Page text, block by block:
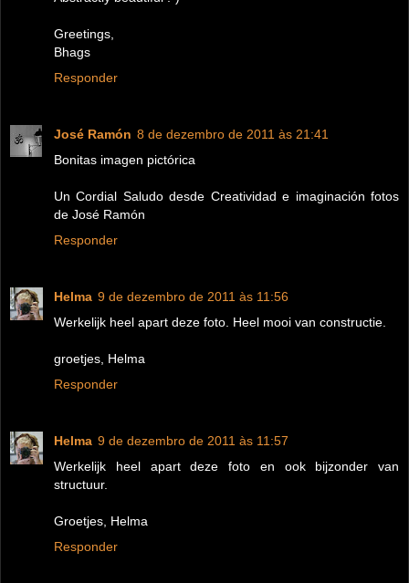
Greetings,
Bhags
Responder
José Ramón 8 de dezembro de 2011 às 21:41
Bonitas imagen pictórica
Un Cordial Saludo desde Creatividad e imaginación fotos
de José Ramón
Responder
Helma 9 de dezembro de 2011 às 11:56
Werkelijk heel apart deze foto. Heel mooi van constructie.
groetjes, Helma
Responder
Helma 9 de dezembro de 2011 às 11:57
Werkelijk heel apart deze foto en ook bijzonder van
structuur.
Groetjes, Helma
Responder